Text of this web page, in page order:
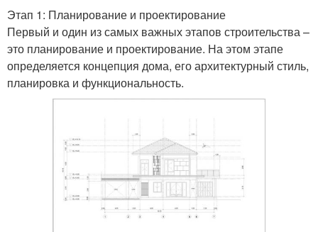
Этап 1: Планирование и проектирование
Первый и один из самых важных этапов строительства –
это планирование и проектирование. На этом этапе
определяется концепция дома, его архитектурный стиль,
планировка и функциональность.